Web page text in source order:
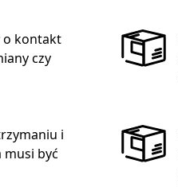
o kontakt
czy
i
być